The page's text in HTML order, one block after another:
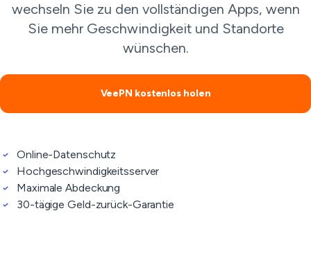
wechseln Sie zu den vollständigen Apps, wenn
Sie mehr Geschwindigkeit und Standorte
wünschen.
VeePN kostenlos holen
Online-Datenschutz
Hochgeschwindigkeitsserver
Maximale Abdeckung
30-tägige Geld-zurück-Garantie